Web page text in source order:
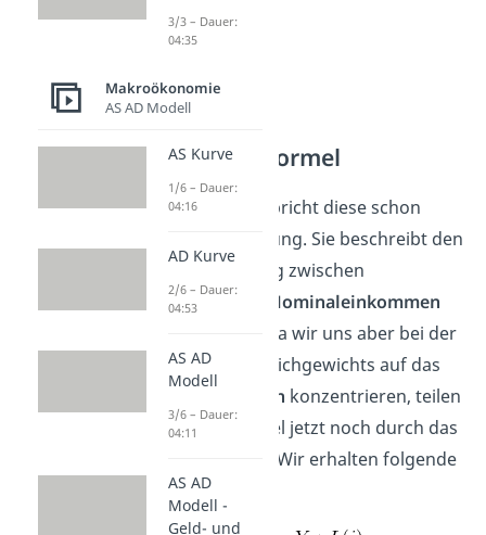
LM Kurve Formel
Eigentlich entspricht diese schon
unserer Gleichung. Sie beschreibt den
Zusammenhang zwischen
Geldangebot
Nominaleinkommen
. Da wir uns aber bei der
Analyse des Gleichgewichts auf das
Realeinkommen konzentrieren, teilen
wir diese Formel jetzt noch durch das
. Wir erhalten folgende
Gleichung:
3/3 – Dauer:
04:35
Makroökonomie
AS AD Modell
AS Kurve
1/6 – Dauer:
04:16
AD Kurve
2/6 – Dauer:
04:53
AS AD
Modell
3/6 – Dauer:
04:11
AS AD
Modell -
Geld- und